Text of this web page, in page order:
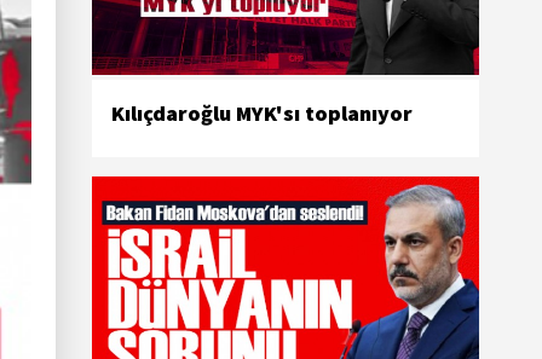
Kılıçdaroğlu MYK'sı toplanıyor